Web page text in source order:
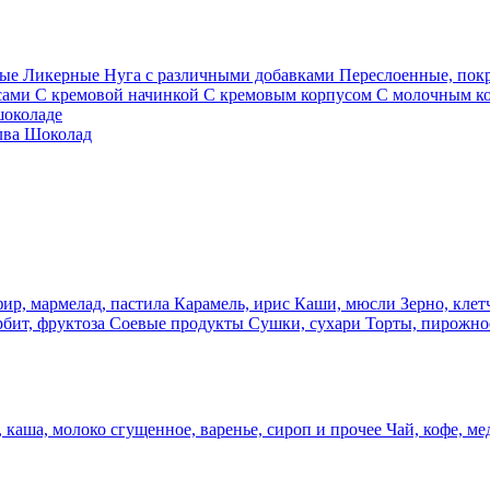
Ликерные Нуга с различными добавками Переслоенные,
С кремовой начинкой С кремовым корпусом С молочным
Шоколад
мармелад, пастила Карамель, ирис Каши, мюсли Зерно,
фруктоза Соевые продукты Сушки, сухари Торты,
молоко сгущенное, варенье, сироп и прочее Чай, кофе,